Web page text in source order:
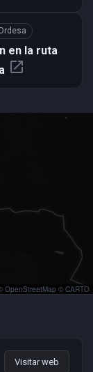
en la ruta
open_in_new
OpenStreetMap © CARTO
Visitar web